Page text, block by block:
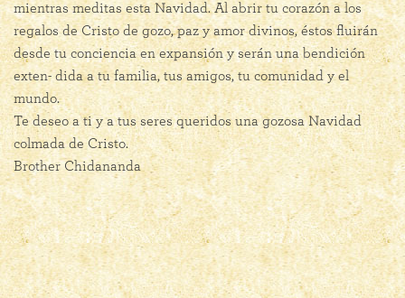
mientras meditas esta Navidad. Al abrir tu corazón a los
regalos de Cristo de gozo, paz y amor divinos, éstos fluirán
desde tu conciencia en expansión y serán una bendición
exten- dida a tu familia, tus amigos, tu comunidad y el
mundo.
Te deseo a ti y a tus seres queridos una gozosa Navidad
colmada de Cristo.
Brother Chidananda